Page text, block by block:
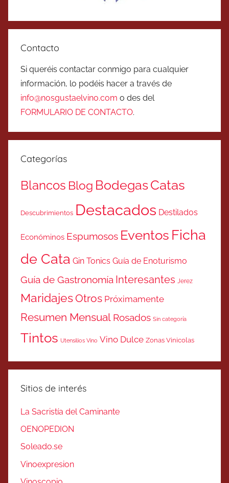
Contacto
Si queréis contactar conmigo para cualquier
información, lo podéis hacer a través de
info@nosgustaelvino.com o des del
FORMULARIO DE CONTACTO.
Categorías
Blancos Blog BodegasCatas
Descubrimientos Destacados Destilados
Económinos Espumosos Eventos Ficha
de Cata Gin Tonics Guía de Enoturismo
Guía de Gastronomía Interesantes Jerez
MaridajesOtros Próximamente
Resumen Mensual Rosados Sin categoría
Tintos Utensilios Vino Vino Dulce Zonas Vinicolas
Sitios de interés
La Sacristía del Caminante
OENOPEDION
Soleado.se
Vinoexpresion